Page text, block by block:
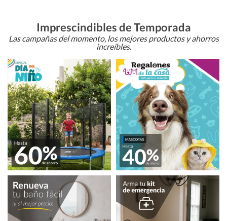
Imprescindibles de Temporada
Las campañas del momento, los mejores productos y ahorros
increíbles.